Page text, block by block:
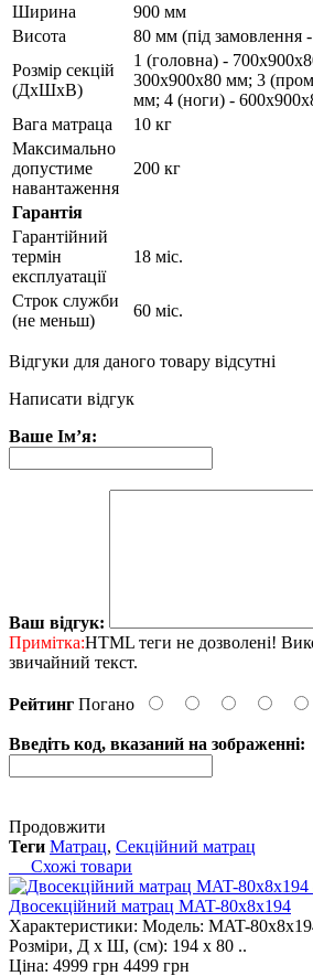
Ширина
900 мм
Висота
80 мм (під замовлення
Розмір секцій
(ДхШхВ)
1 (головна) -
300х900х80 мм; 3
мм; 4 (ноги) -
Вага матраца
10 кг
Максимально
допустиме
навантаження
200 кг
Гарантія
Гарантійний
термін
експлуатації
18 міс.
Строк служби
(не меньш)
60 міс.
Відгуки для даного товару відсутні
Написати відгук
Ваше Ім’я:
Ваш відгук:
Примітка:HTML теги не дозволені!
звичайний текст.
Рейтинг Погано
Введіть код, вказаний на зображенні:
Продовжити
Теги Матрац, Секційний матрац
Схожі товари
Двосекційний матрац MAT-80x8x194
Характеристики: Модель: MAT-
Розміри, Д х Ш, (см): 194 х 80 ..
Ціна: 4999 грн 4499 грн